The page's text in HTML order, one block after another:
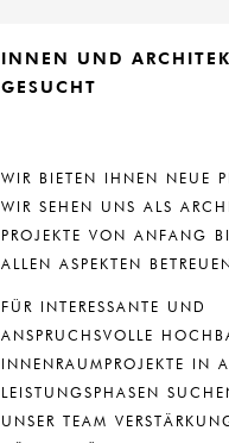
INNEN UND
GESUCHT
WIR BIETEN IHNEN NEUE
WIR SEHEN UNS ALS
PROJEKTE VON ANFANG
ALLEN ASPEKTEN BETREUEN
FÜR INTERESSANTE UND
ANSPRUCHSVOLLE
INNENRAUMPROJEKTE IN
LEISTUNGSPHASEN
UNSER TEAM